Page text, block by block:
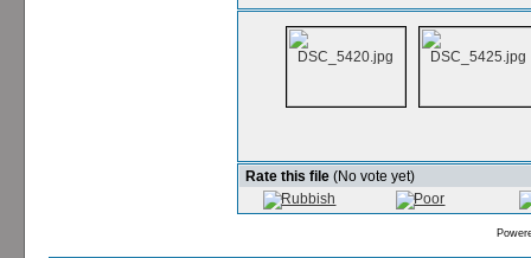
Rate this file (No vote yet)